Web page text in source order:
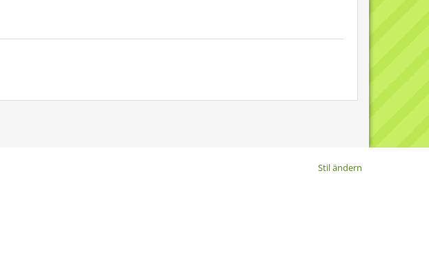
Stil ändern